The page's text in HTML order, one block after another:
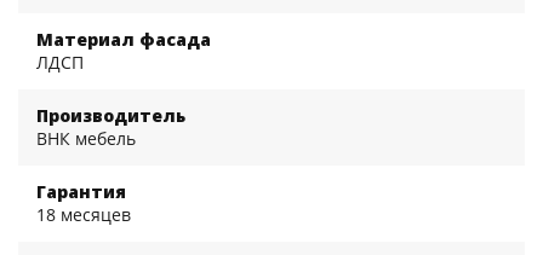
Материал фасада
ЛДСП
Производитель
ВНК мебель
Гарантия
18 месяцев